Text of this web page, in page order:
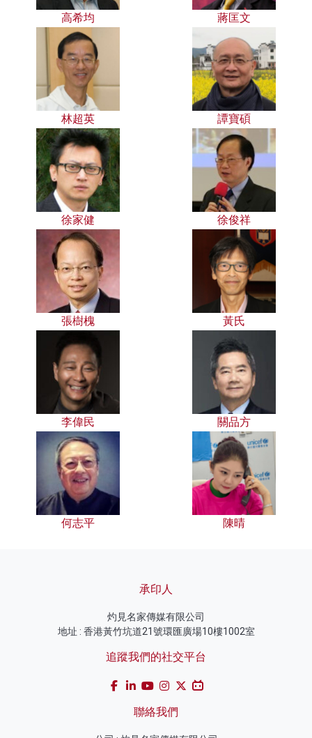
高希均 蔣匡文
林超英 譚寶碩
徐家健 徐俊祥
張樹槐 黃氏
李偉民 關品方
何志平 陳晴
承印人
灼見名家傳媒有限公司
地址 : 香港黃竹坑道21號環匯廣場10樓1002室
追蹤我們的社交平台
聯絡我們